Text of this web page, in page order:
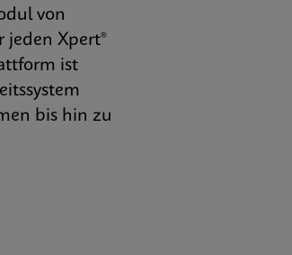
von
jeden Xpert®
ist
bis hin zu